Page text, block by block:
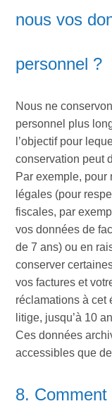
nous vos
personnel ?
Nous ne
personnel plus
l’objectif pour
conservation peut
Par exemple,
légales (pour
fiscales, par
vos données de
de 7 ans) ou en
conserver
vos factures et
réclamations à cet
litige, jusqu’à 10
Ces données
accessibles que
8.